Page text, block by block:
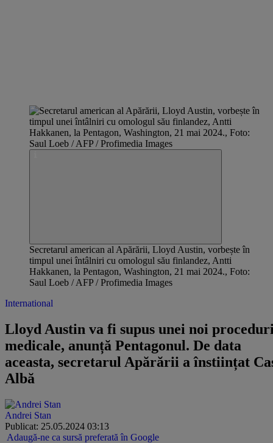
Secretarul american al Apărării, Lloyd Austin, vorbește în
timpul unei întâlniri cu omologul său finlandez, Antti
Hakkanen, la Pentagon, Washington, 21 mai 2024., Foto:
Saul Loeb / AFP / Profimedia Images
International
Lloyd Austin va fi supus unei noi
medicale, anunță Pentagonul. De data
aceasta, secretarul Apărării a înstiințat
Albă
Andrei Stan
Publicat: 25.05.2024 03:13
Adaugă-ne ca sursă preferată în Google